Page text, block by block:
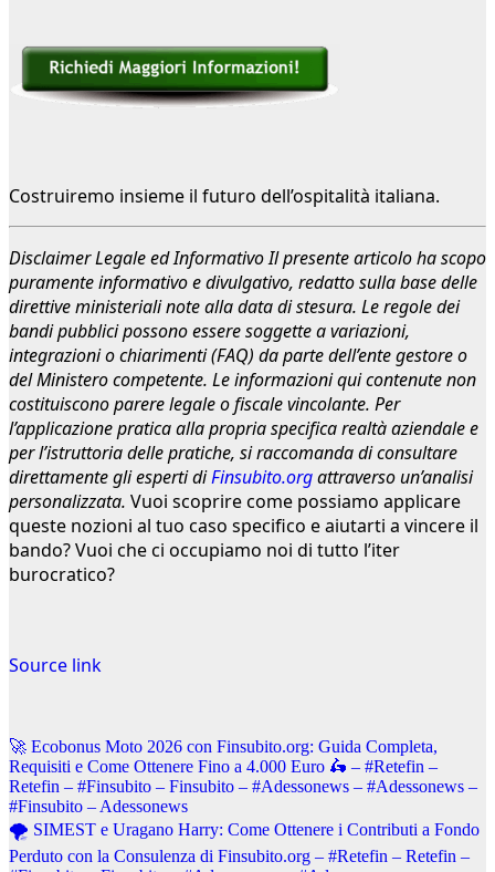
Costruiremo insieme il futuro dell’ospitalità italiana.
Disclaimer Legale ed InformativoIl presente articolo ha scopo
puramente informativo e divulgativo, redatto sulla base delle
direttive ministeriali note alla data di stesura. Le regole dei
bandi pubblici possono essere soggette a variazioni,
integrazioni o chiarimenti (FAQ) da parte dell’ente gestore o
del Ministero competente. Le informazioni qui contenute non
costituiscono parere legale o fiscale vincolante. Per
l’applicazione pratica alla propria specifica realtà aziendale e
per l’istruttoria delle pratiche, si raccomanda di consultare
direttamente gli esperti diFinsubito.orgattraverso un’analisi
personalizzata. Vuoi scoprire come possiamo applicare
queste nozioni al tuo caso specifico e aiutarti a vincere il
bando? Vuoi che ci occupiamo noi di tutto l’iter
burocratico?
Source link
Navigazione
articoli
🚀 Ecobonus Moto 2026 con Finsubito.org: Guida Completa,
Requisiti e Come Ottenere Fino a 4.000 Euro 🛵 – #Retefin –
Retefin – #Finsubito – Finsubito – #Adessonews – #Adessonews –
#Finsubito – Adessonews
🌪️ SIMEST e Uragano Harry: Come Ottenere i Contributi a Fondo
Perduto con la Consulenza di Finsubito.org – #Retefin – Retefin –